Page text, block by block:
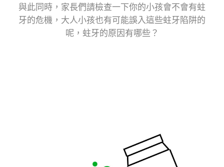
與此同時，家長們請檢查一下你的小孩會不會有蛀
牙的危機，大人小孩也有可能誤入這些蛀牙陷阱的
呢，蛀牙的原因有哪些？